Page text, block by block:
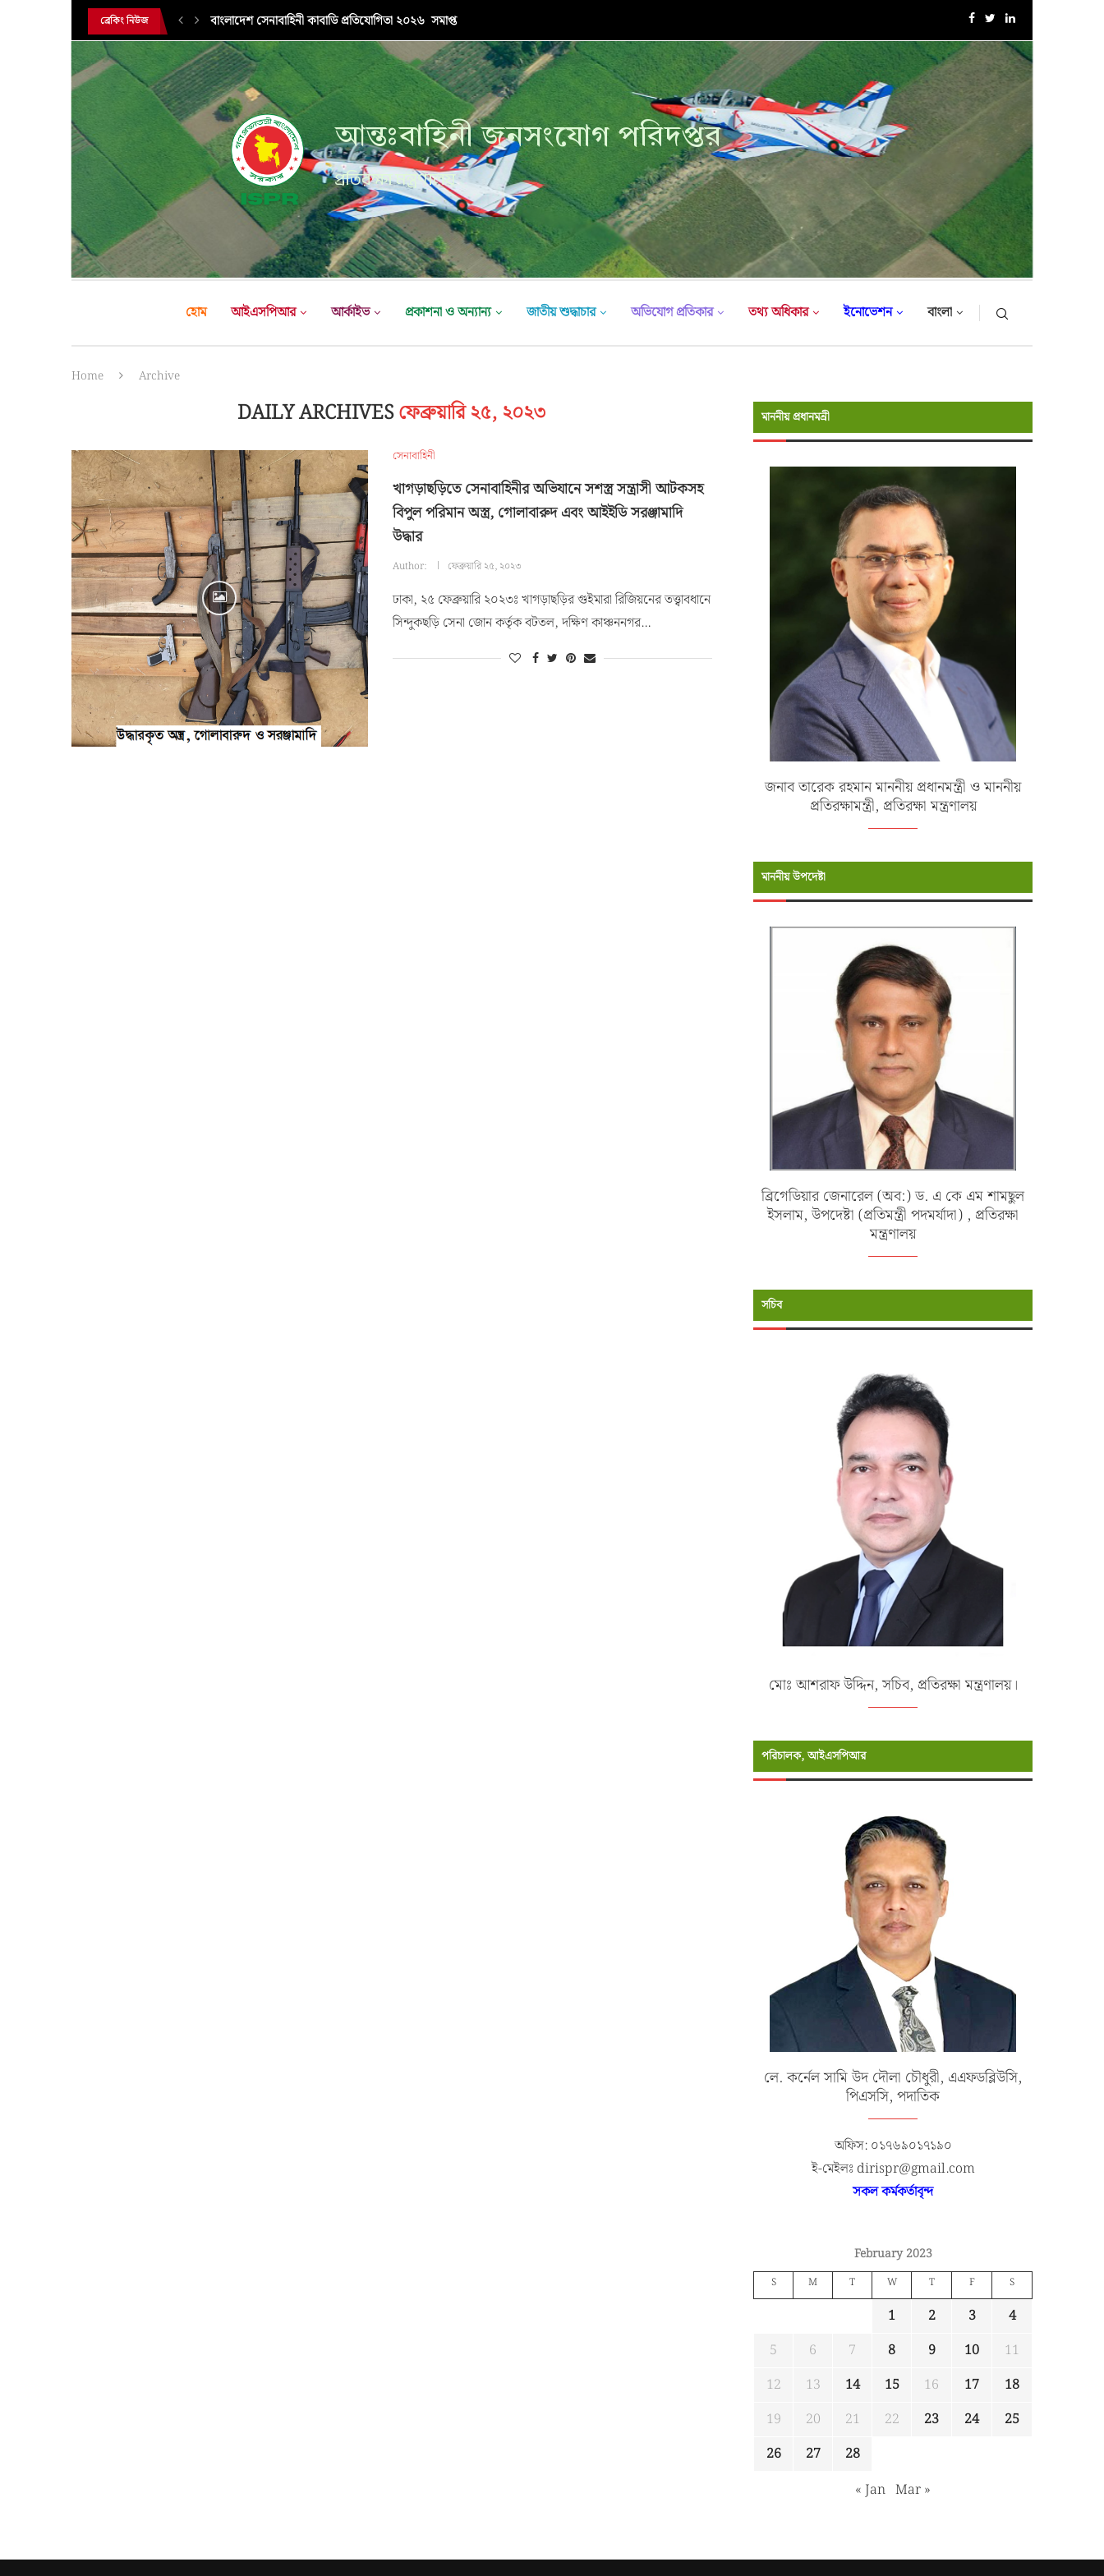
ব্রেকিং নিউজ বাংলাদেশ সেনাবাহিনী কাবাডি প্রতিযোগিতা ২০২৬ সমাপ্ত নিরাপদ অভিবাসন, সমৃদ্ধ অর্থনীতি ও সুরক্ষিত বাংলাদেশ: বিইউপিতে...
আন্তঃবাহিনী জনসংযোগ পরিদপ্তর
প্রতিরক্ষা মন্ত্রণালয়
হোম আইএসপিআর আর্কাইভ প্রকাশনা ও অন্যান্য জাতীয় শুদ্ধাচার অভিযোগ প্রতিকার তথ্য অধিকার ইনোভেশন বাংলা
Home Archive
DAILY ARCHIVESফেব্রুয়ারি ২৫, ২০২৩
সেনাবাহিনী
খাগড়াছড়িতে সেনাবাহিনীর অভিযানে সশস্ত্র সন্ত্রাসী আটকসহ
বিপুল পরিমান অস্ত্র, গোলাবারুদ এবং আইইডি সরঞ্জামাদি
উদ্ধার
Author: ফেব্রুয়ারি ২৫, ২০২৩
ঢাকা, ২৫ ফেব্রুয়ারি ২০২৩ঃ খাগড়াছড়ির গুইমারা রিজিয়নের তত্ত্বাবধানে
সিন্দুকছড়ি সেনা জোন কর্তৃক বটতল, দক্ষিণ কাঞ্চননগর…
মাননীয় প্রধানমন্রী
জনাব তারেক রহমান মাননীয় প্রধানমন্ত্রী ও মাননীয়
প্রতিরক্ষামন্ত্রী, প্রতিরক্ষা মন্ত্রণালয়
মাননীয় উপদেষ্টা
ব্রিগেডিয়ার জেনারেল (অব:) ড. এ কে এম শামছুল
ইসলাম, উপদেষ্টা (প্রতিমন্ত্রী পদমর্যাদা) , প্রতিরক্ষা
মন্ত্রণালয়
সচিব
মোঃ আশরাফ উদ্দিন, সচিব, প্রতিরক্ষা মন্ত্রণালয়।
পরিচালক, আইএসপিআর
লে. কর্নেল সামি উদ দৌলা চৌধুরী, এএফডব্লিউসি,
পিএসসি, পদাতিক
অফিস: ০১৭৬৯০১৭১৯০
ই-মেইলঃ dirispr@gmail.com
সকল কর্মকর্তাবৃন্দ
February 2023
S M T W T F S
1 2 3
4
5
6 7 8 9 10
11
12
13 14 15 16 17
18
19
20 21 22 23 24
25
26
27
28
« Jan Mar »